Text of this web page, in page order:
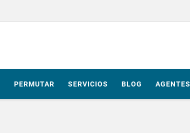
PERMUTAR SERVICIOS BLOG AGENTES